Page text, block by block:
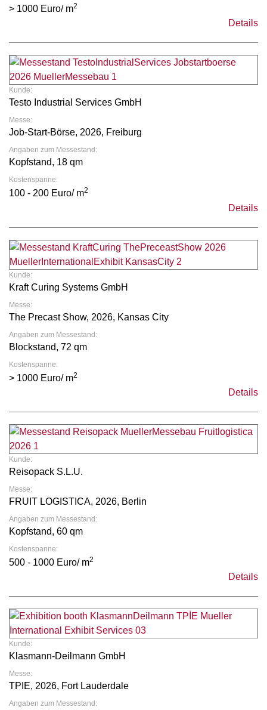
> 1000 Euro/ m2
Details
Kunde:
Testo Industrial Services GmbH
Messe:
Job-Start-Börse, 2026, Freiburg
Angaben zum Messestand:
Kopfstand, 18 qm
Kostenspanne:
100 - 200 Euro/ m2
Details
Kunde:
Kraft Curing Systems GmbH
Messe:
The Precast Show, 2026, Kansas City
Angaben zum Messestand:
Blockstand, 72 qm
Kostenspanne:
> 1000 Euro/ m2
Details
Kunde:
Reisopack S.L.U.
Messe:
FRUIT LOGISTICA, 2026, Berlin
Angaben zum Messestand:
Kopfstand, 60 qm
Kostenspanne:
500 - 1000 Euro/ m2
Details
Kunde:
Klasmann-Deilmann GmbH
Messe:
TPIE, 2026, Fort Lauderdale
Angaben zum Messestand: